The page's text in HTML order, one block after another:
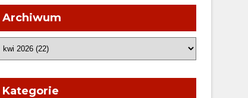
Archiwum
Kategorie